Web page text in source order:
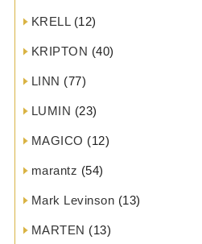
KRELL(12)
KRIPTON (40)
LINN (77)
LUMIN (23)
MAGICO (12)
marantz (54)
Mark Levinson (13)
MARTEN (13)